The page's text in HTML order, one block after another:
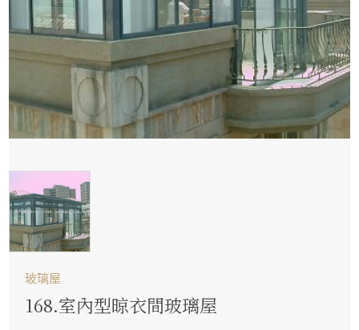
玻璃屋
168.室內型晾衣間玻璃屋